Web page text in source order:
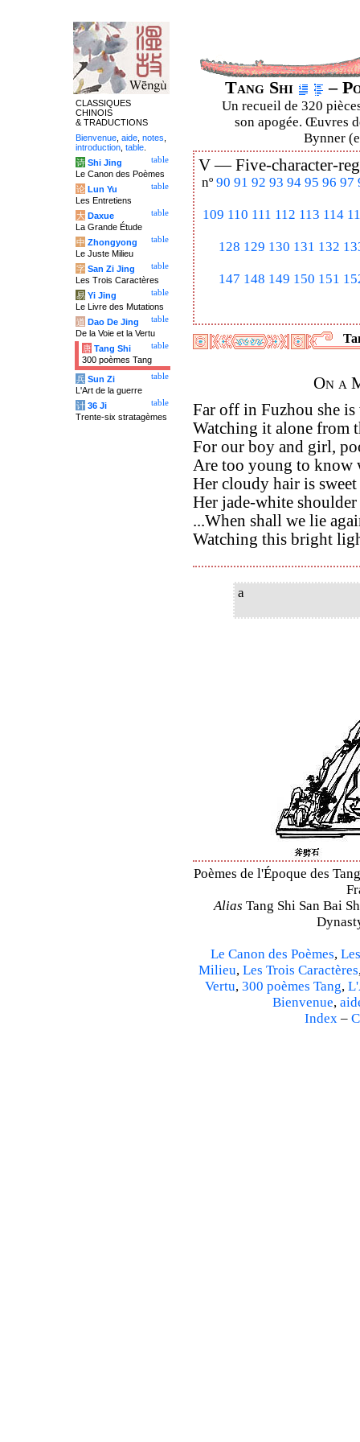
Tang Shi –
Un recueil de 320
son apogée. Œuvres
Bynner
V —Five-character-
nº 90 91 92 93 94 95 96 97
109 110 111 112 113 114
128 129 130 131 132
147 148 149 150 151
On a
Far off in Fuzhou she
Watching it alone from
For our boy and girl,
Are too young to know
Her cloudy hair is
Her jade-white
...When shall we lie
Watching this bright
a
Poèmes de l'Époque des
Alias Tang Shi San Bai
Le Canon des Poèmes,
Milieu, Les Trois Caractères
Vertu, 300 poèmes Tang,
Bienvenue,
Index–
CLASSIQUES
CHINOIS
& TRADUCTIONS
Bienvenue aide notes
introduction table
table
诗 Shi Jing
Le Canon des Poèmes
table
论 Lun Yu
Les Entretiens
table
大 Daxue
La Grande Étude
table
中 Zhongyong
Le Juste Milieu
table
字 San Zi Jing
Les Trois Caractères
table
易 Yi Jing
Le Livre des Mutations
table
道 Dao De Jing
De la Voie et la Vertu
table
唐 Tang Shi
300 poèmes Tang
table
兵 Sun Zi
L'Art de la guerre
table
计 36 Ji
Trente-six stratagèmes